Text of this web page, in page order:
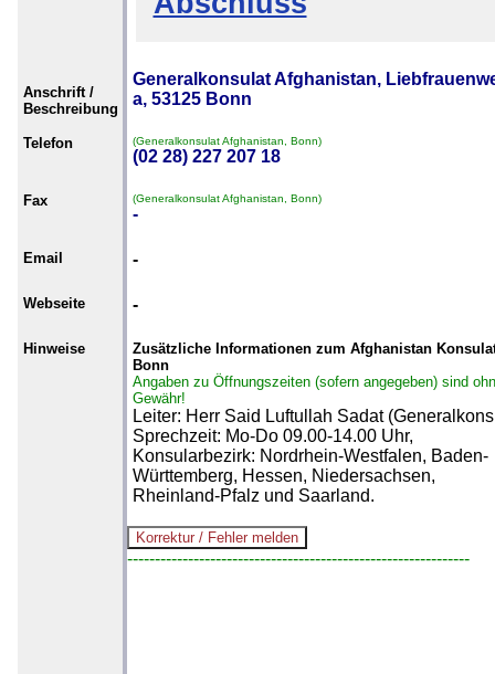
Anschrift /
Beschreibung
Generalkonsulat Afghanistan,
a, 53125 Bonn
Telefon (Generalkonsulat Afghanistan, Bonn)
(02 28) 227 207 18
Fax (Generalkonsulat Afghanistan, Bonn)
-
Email -
Webseite -
Hinweise
Zusätzliche Informationen zum Afghanistan
Bonn
Angaben zu Öffnungszeiten (sofern angegeben) sind
Gewähr!
Leiter: Herr Said Luftullah Sadat
Sprechzeit: Mo-Do 09.00-14.00 Uhr,
Konsularbezirk: Nordrhein-Westfalen, Baden-
Württemberg, Hessen, Niedersachsen,
Rheinland-Pfalz und Saarland.
--------------------------------------------------------------